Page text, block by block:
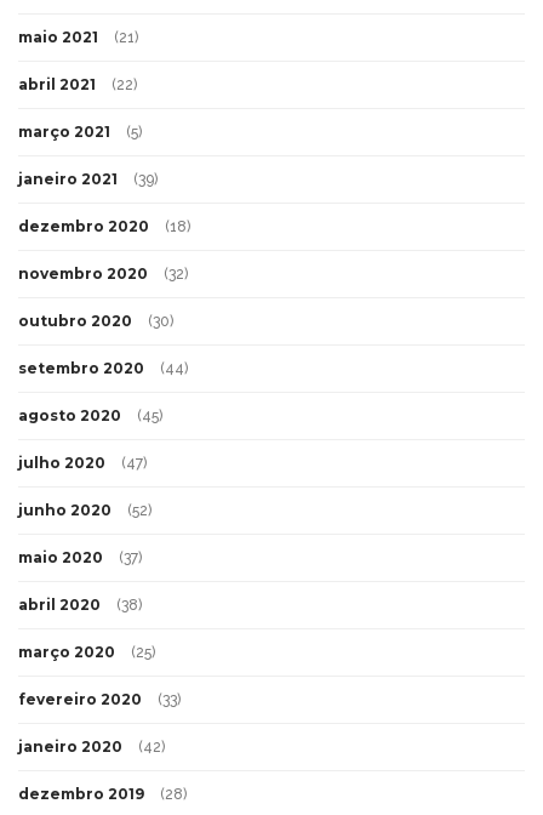
maio 2021 (21)
abril 2021 (22)
março 2021 (5)
janeiro 2021 (39)
dezembro 2020 (18)
novembro 2020 (32)
outubro 2020 (30)
setembro 2020 (44)
agosto 2020 (45)
julho 2020 (47)
junho 2020 (52)
maio 2020 (37)
abril 2020 (38)
março 2020 (25)
fevereiro 2020 (33)
janeiro 2020 (42)
dezembro 2019 (28)